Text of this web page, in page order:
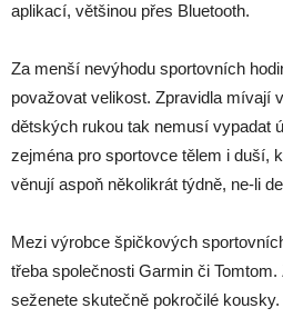
aplikací, většinou přes Bluetooth.
Za menší nevýhodu sportovních
považovat velikost. Zpravidla mívají
dětských rukou tak nemusí vypadat
zejména pro sportovce tělem i duší,
věnují aspoň několikrát týdně, ne-li
Mezi výrobce špičkových
třeba společnosti Garmin či
seženete skutečně pokročilé kousky.